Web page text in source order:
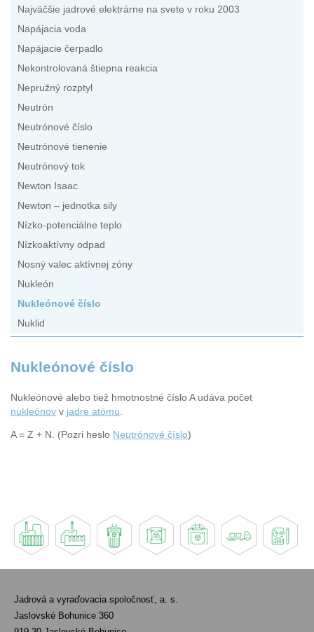
Najväčšie jadrové elektrárne na svete v roku 2003
Napájacia voda
Napájacie čerpadlo
Nekontrolovaná štiepna reakcia
Nepružný rozptyl
Neutrón
Neutrónové číslo
Neutrónové tienenie
Neutrónový tok
Newton Isaac
Newton – jednotka sily
Nízko-potenciálne teplo
Nízkoaktívny odpad
Nosný valec aktívnej zóny
Nukleón
Nukleónové číslo
Nuklid
Nukleónové číslo
Nukleónové alebo tiež hmotnostné číslo A udáva počet
nukleónov v jadre atómu
A = Z + N. (Pozri heslo Neutrónové číslo)
Jadrová a vyraďovacia spoločnosť, a. s.
Jaslovské Bohunice 360